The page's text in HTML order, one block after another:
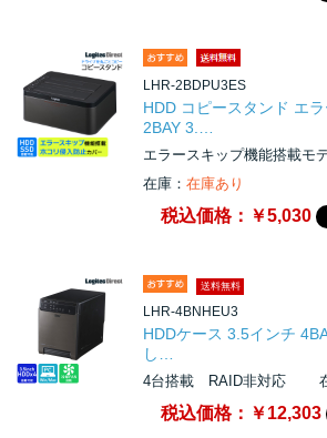
LHR-2BDPU3ES
HDD コピースタンド エ
2BAY 3.…
エラースキップ機能搭載モ
在庫： 在庫あり
税込価格： ￥5,030
送料無料
LHR-4BNHEU3
HDDケース 3.5インチ
し…
4台搭載 RAID非対応
税込価格： ￥12,303